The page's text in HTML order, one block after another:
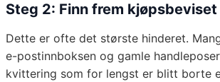
Steg 2: Finn frem kjøpsbeviset
Dette er ofte det største hinderet.
e-postinnboksen og gamle
kvittering som for lengst er blitt borte